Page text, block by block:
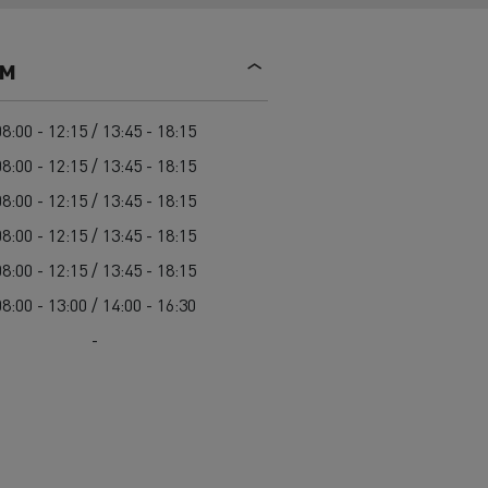
Oprema za lokalne uprave
Hitne i vatrogasne službe
- 12:15 / 13:45 - 18:15
- 12:15 / 13:45 - 18:15
- 12:15 / 13:45 - 18:15
- 12:15 / 13:45 - 18:15
- 12:15 / 13:45 - 18:15
- 13:00 / 14:00 - 16:30
-